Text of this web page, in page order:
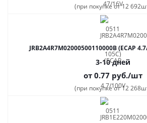
(при покупке от 12
JRB2A4R7M02000500110000B (ECAP
3-10 дней
от 0.77 руб./шт
(при покупке от 12